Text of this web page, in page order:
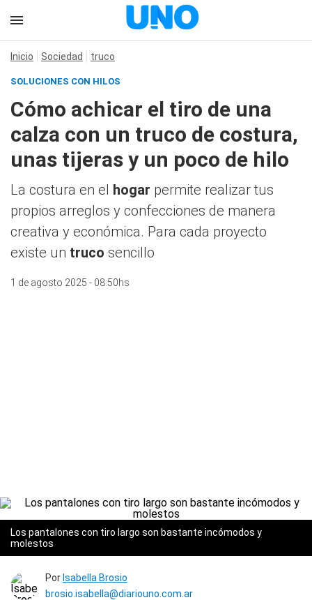
Inicio Sociedad truco
SOLUCIONES CON HILOS
Cómo achicar el tiro de una
calza con un truco de costura,
unas tijeras y un poco de hilo
La costura en el hogar permite realizar tus
propios arreglos y confecciones de manera
creativa y económica. Para cada proyecto
existe un truco sencillo
1 de agosto 2025 - 08:50hs
Los pantalones con tiro largo son bastante incómodos y
molestos
Por Isabella Brosio
brosio.isabella@diariouno.com.ar